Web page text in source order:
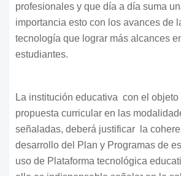
profesionales y que día a día suma
importancia esto con los avances de
tecnología que lograr más alcances
estudiantes.
La institución educativa con el objeto
propuesta curricular en las
señaladas, deberá justificar la
desarrollo del Plan y Programas de
uso de Plataforma tecnológica